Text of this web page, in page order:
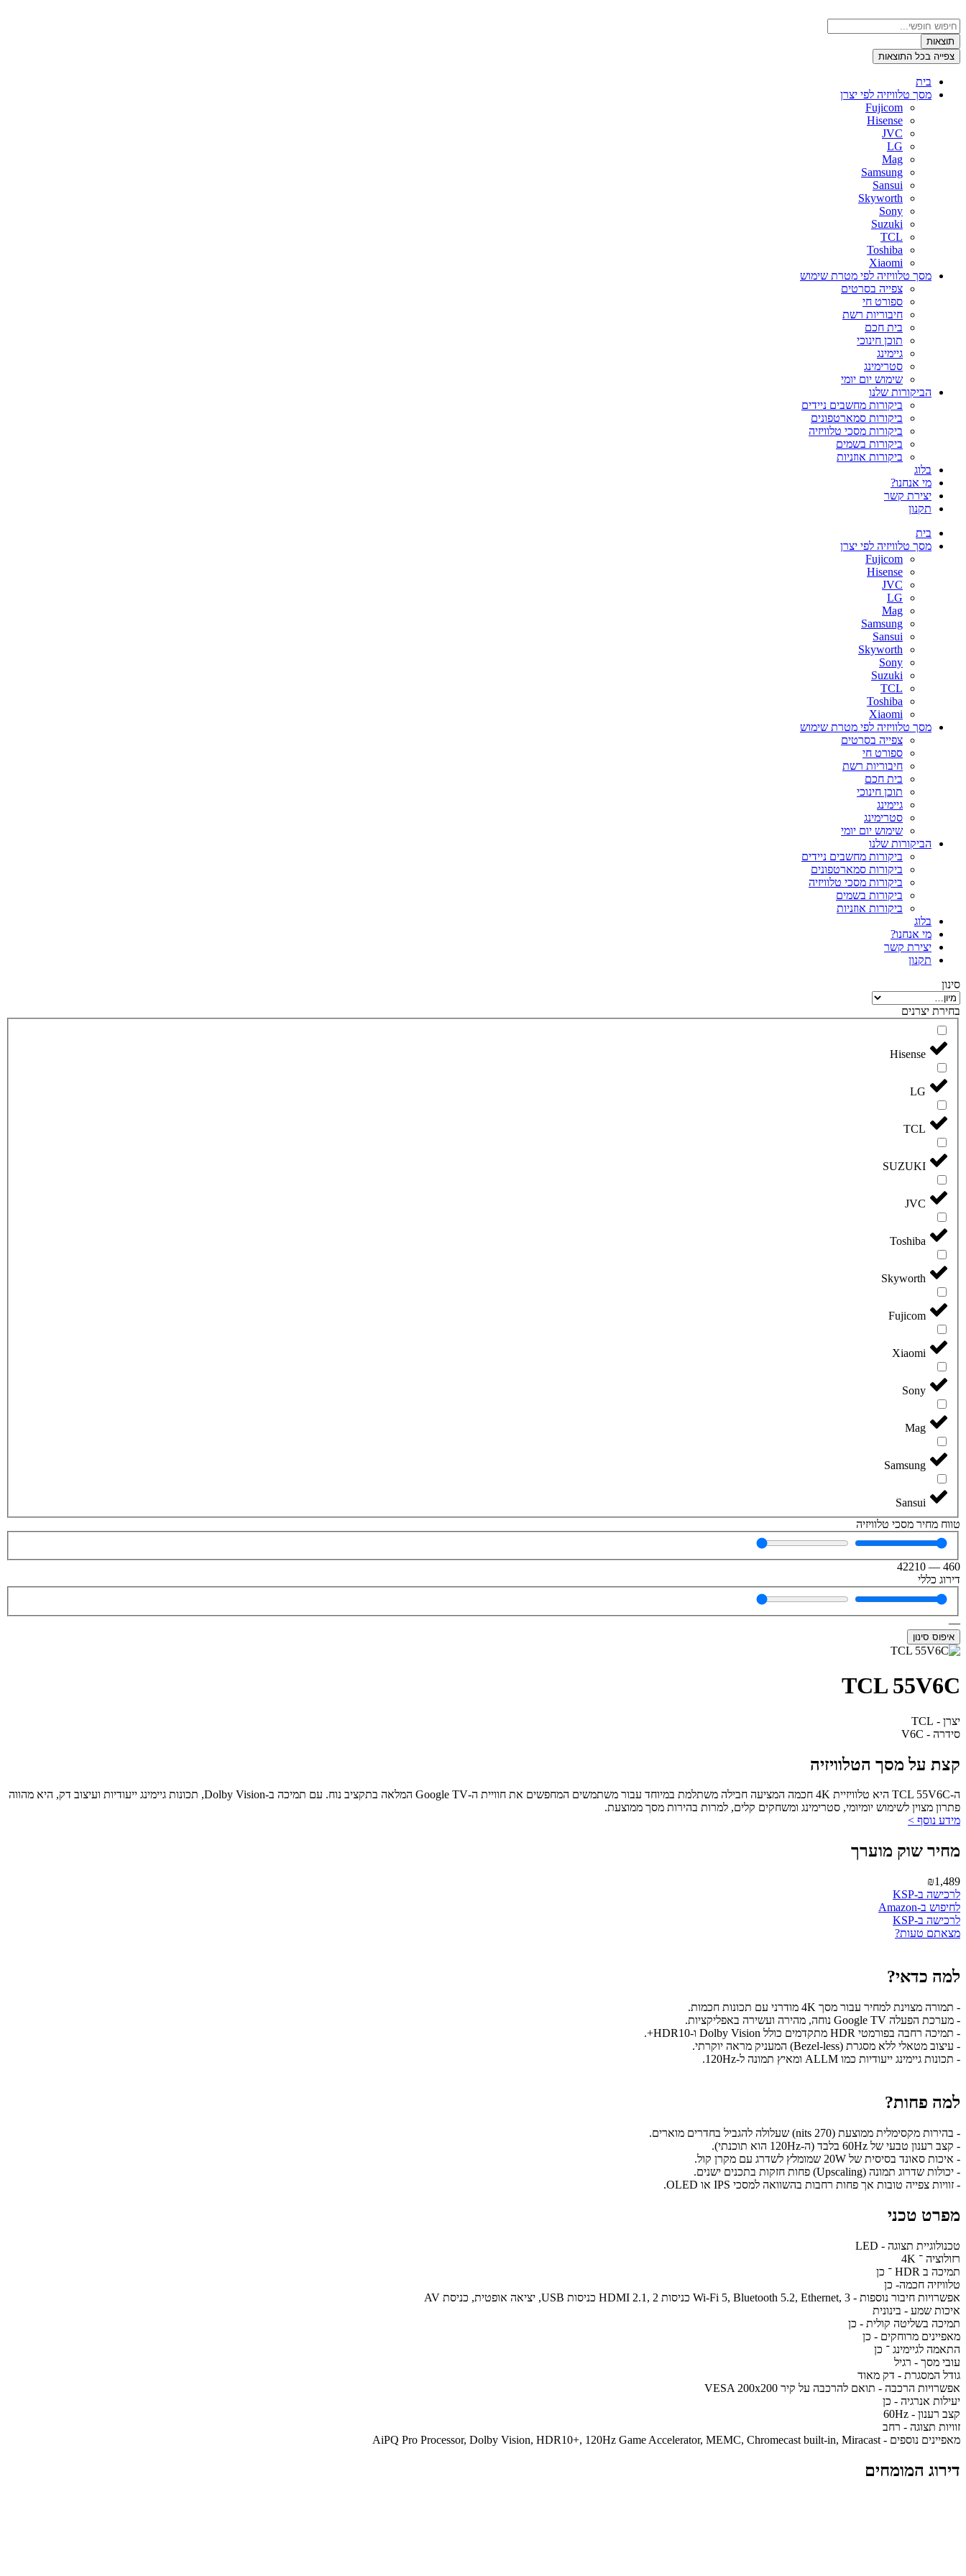
לתוכן
Search
...תוצאות
צפייה בכל התוצאות
בית
מסך טלוויזיה לפי יצרן
Fujicom
Hisense
JVC
LG
Mag
Samsung
Sansui
Skyworth
Sony
Suzuki
TCL
Toshiba
Xiaomi
מסך טלוויזיה לפי מטרת שימוש
צפייה בסרטים
ספורט חי
חיבוריות רשת
בית חכם
תוכן חינוכי
גיימינג
סטרימינג
שימוש יום יומי
הביקורות שלנו
ביקורות מחשבים ניידים
ביקורות סמארטפונים
ביקורות מסכי טלוויזיה
ביקורות בשמים
ביקורות אוזניות
בלוג
מי אנחנו?
יצירת קשר
תקנון
בית
מסך טלוויזיה לפי יצרן
Fujicom
Hisense
JVC
LG
Mag
Samsung
Sansui
Skyworth
Sony
Suzuki
TCL
Toshiba
Xiaomi
מסך טלוויזיה לפי מטרת שימוש
צפייה בסרטים
ספורט חי
חיבוריות רשת
בית חכם
תוכן חינוכי
גיימינג
סטרימינג
שימוש יום יומי
הביקורות שלנו
ביקורות מחשבים ניידים
ביקורות סמארטפונים
ביקורות מסכי טלוויזיה
ביקורות בשמים
ביקורות אוזניות
בלוג
מי אנחנו?
יצירת קשר
תקנון
סינון
בחירת יצרנים
Hisense
LG
TCL
SUZUKI
JVC
Toshiba
Skyworth
Fujicom
Xiaomi
Sony
Mag
Samsung
Sansui
טווח מחיר מסכי טלוויזיה
460
—
42210
דירוג כללי
—
איפוס סינון
TCL 55V6C
יצרן - TCL
סידרה - V6C
קצת על מסך הטלוויזיה
ה-TCL 55V6C היא טלוויזיית 4K חכמה המציעה חבילה משתלמת במיוחד עבור משתמשים המחפשים את חוויית ה-Google TV המלאה בתקציב נוח. עם תמיכה ב-Dolby Vision, תכונות גיימינג ייעודיות ועיצוב דק, היא מהווה
פתרון מצוין לשימוש יומיומי, סטרימינג ומשחקים קלים, למרות בהירות מסך ממוצעת.
מידע נוסף >
מחיר שוק מוערך
₪1,489
לרכישה ב-KSP
לחיפוש ב-Amazon
לרכישה ב-KSP
מצאתם טעות?
למה כדאי?
- תמורה מצוינת למחיר עבור מסך 4K מודרני עם תכונות חכמות.
- מערכת הפעלה Google TV נוחה, מהירה ועשירה באפליקציות.
- תמיכה רחבה בפורמטי HDR מתקדמים כולל Dolby Vision ו-HDR10+.
- עיצוב מטאלי ללא מסגרת (Bezel-less) המעניק מראה יוקרתי.
- תכונות גיימינג ייעודיות כמו ALLM ומאיץ תמונה ל-120Hz.
למה פחות?
- בהירות מקסימלית ממוצעת (270 nits) שעלולה להגביל בחדרים מוארים.
- קצב רענון טבעי של 60Hz בלבד (ה-120Hz הוא תוכנתי).
- איכות סאונד בסיסית של 20W שמומלץ לשדרג עם מקרן קול.
- יכולות שדרוג תמונה (Upscaling) פחות חזקות בתכנים ישנים.
- זוויות צפייה טובות אך פחות רחבות בהשוואה למסכי IPS או OLED.
מפרט טכני
טכנולוגיית תצוגה - LED
רזולוציה ־ 4K
תמיכה ב HDR ־ כן
טלוויזיה חכמה- כן
אפשרויות חיבור נוספות - Wi-Fi 5, Bluetooth 5.2, Ethernet, 3 כניסות HDMI 2.1, 2 כניסות USB, יציאה אופטית, כניסת AV
איכות שמע - בינונית
תמיכה בשליטה קולית - כן
מאפיינים מרוחקים - כן
התאמה לגיימינג ־ כן
עובי מסך - רגיל
גודל המסגרת - דק מאוד
אפשרויות הרכבה - תואם להרכבה על קיר VESA 200x200
יעילות אנרגיה - כן
קצב רענון - 60Hz
זוויות תצוגה - רחב
מאפיינים נוספים - AiPQ Pro Processor, Dolby Vision, HDR10+, 120Hz Game Accelerator, MEMC, Chromecast built-in, Miracast
דירוג המומחים